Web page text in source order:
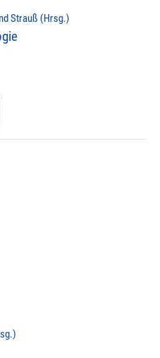
Strauß (Hrsg.)